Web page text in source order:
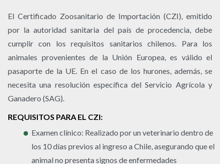
El Certificado Zoosanitario de Importación (CZI), emitido
por la autoridad sanitaria del país de procedencia, debe
cumplir con los requisitos sanitarios chilenos. Para los
animales provenientes de la Unión Europea, es válido el
pasaporte de la UE. En el caso de los hurones, además, se
necesita una resolución específica del Servicio Agrícola y
Ganadero (SAG).
REQUISITOS PARA EL CZI:
Examen clínico: Realizado por un veterinario dentro de
los 10 días previos al ingreso a Chile, asegurando que el
animal no presenta signos de enfermedades